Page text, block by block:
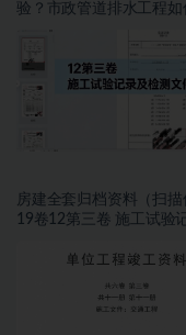
验？市政管道排水工程如
房建全套归档资料（扫描
19卷12第三卷 施工试验